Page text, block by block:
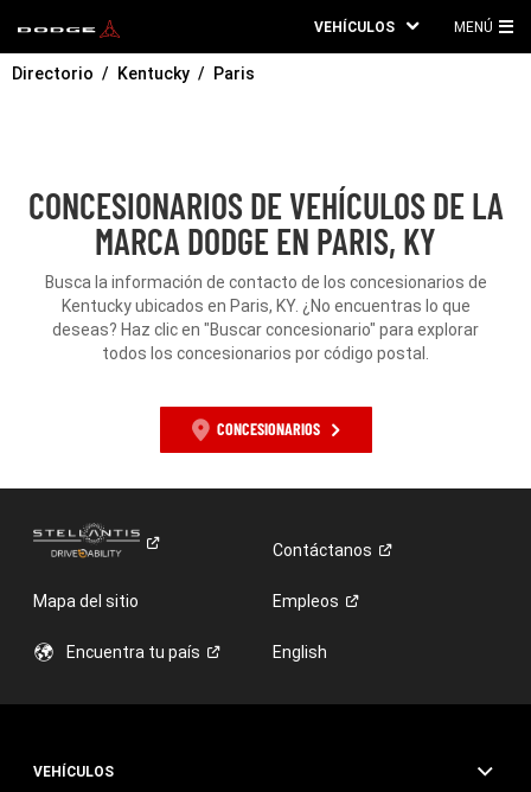
VEHÍCULOS MENÚ
Directorio Kentucky Paris
CONCESIONARIOS DE VEHÍCULOS DE LA
MARCA DODGE EN PARIS, KY
Busca la información de contacto de los concesionarios de
Kentucky ubicados en Paris, KY. ¿No encuentras lo que
deseas? Haz clic en "Buscar concesionario" para explorar
todos los concesionarios por código postal.
CONCESIONARIOS
Contáctanos
Mapa del sitio Empleos
Encuentra tu país English
VEHÍCULOS